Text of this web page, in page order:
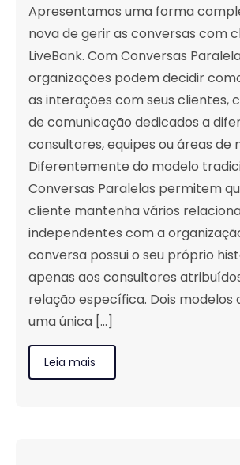
Apresentamos uma forma
nova de gerir as conversas com
LiveBank. Com Conversas
organizações podem decidir
as interações com seus clientes,
de comunicação dedicados a
consultores, equipes ou áreas de
Diferentemente do modelo
Conversas Paralelas permitem
cliente mantenha vários
independentes com a
conversa possui o seu próprio
apenas aos consultores
relação específica. Dois modelos
uma única [...]
Leia mais